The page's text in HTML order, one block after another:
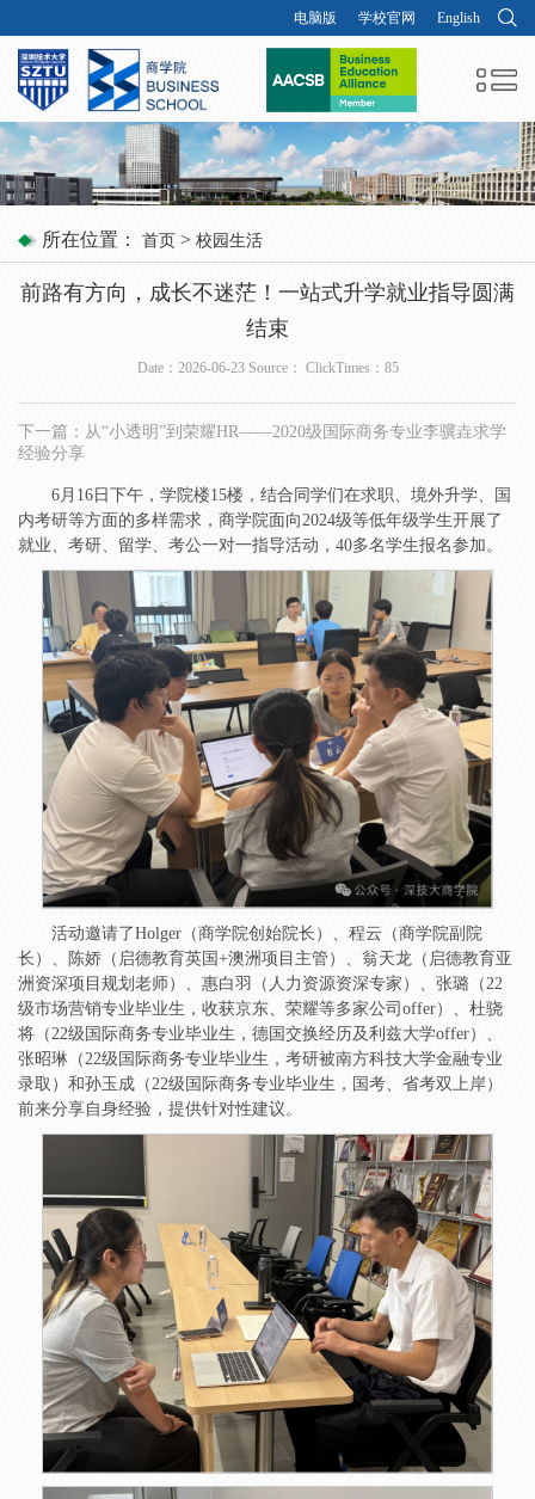
电脑版 学校官网 English
所在位置： 首页 > 校园生活
前路有方向，成长不迷茫！一站式升学就业指导圆满
结束
Date：2026-06-23 Source： ClickTimes： 85
下一篇： 从“小透明”到荣耀HR——2020级国际商务专业李骥垚求学
经验分享
6月16日下午，学院楼15楼，结合同学们在求职、境外升学、国
内考研等方面的多样需求，商学院面向2024级等低年级学生开展了
就业、考研、留学、考公一对一指导活动，40多名学生报名参加。
活动邀请了Holger（商学院创始院长）、程云（商学院副院
长）、陈娇（启德教育英国+澳洲项目主管）、翁天龙（启德教育亚
洲资深项目规划老师）、惠白羽（人力资源资深专家）、张璐（22
级市场营销专业毕业生，收获京东、荣耀等多家公司offer）、杜骁
将（22级国际商务专业毕业生，德国交换经历及利兹大学offer）、
张昭琳（22级国际商务专业毕业生，考研被南方科技大学金融专业
录取）和孙玉成（22级国际商务专业毕业生，国考、省考双上岸）
前来分享自身经验，提供针对性建议。